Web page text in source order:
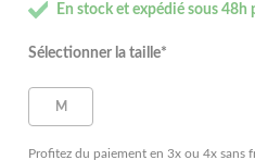
En stock et expédié sous 48h
Sélectionner la taille*
M
Profitez du paiement en 3x ou 4x sans